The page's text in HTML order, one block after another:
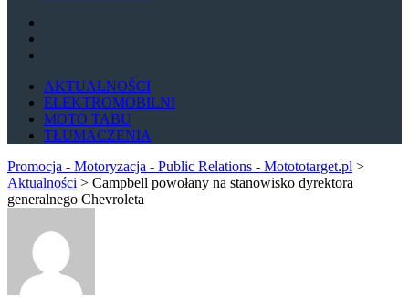
AKTUALNOŚCI
ELEKTROMOBILNI
MOTO TABU
TŁUMACZENIA
Promocja - Motoryzacja - Public Relations - Motototarget.pl >
Aktualności > Campbell powołany na stanowisko dyrektora
generalnego Chevroleta